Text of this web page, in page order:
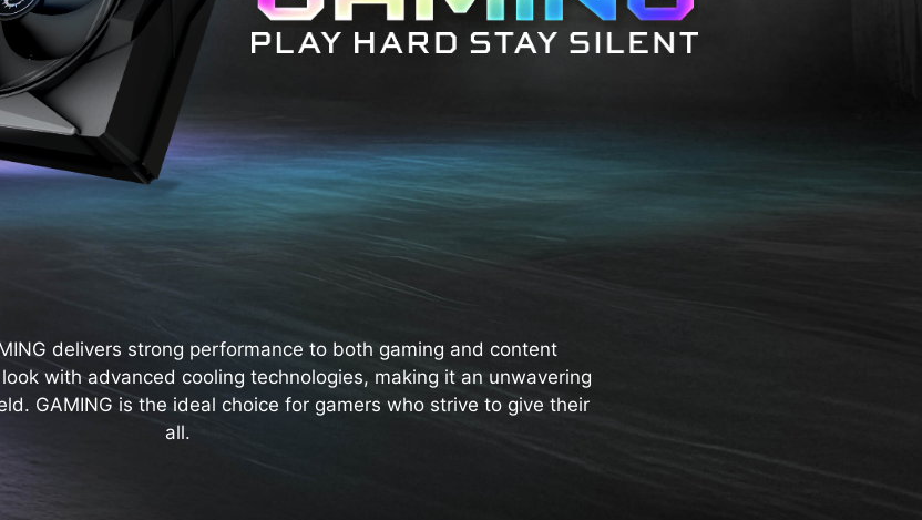
delivers strong performance to both gaming and content
with advanced cooling technologies, making it an unwavering
GAMING is the ideal choice for gamers who strive to give their
all.